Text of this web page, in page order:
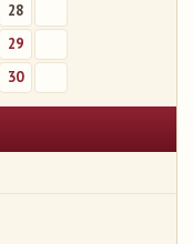
28
29
30